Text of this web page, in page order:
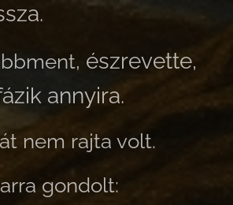
észrevette,
annyira.
nem rajta volt.
gondolt: